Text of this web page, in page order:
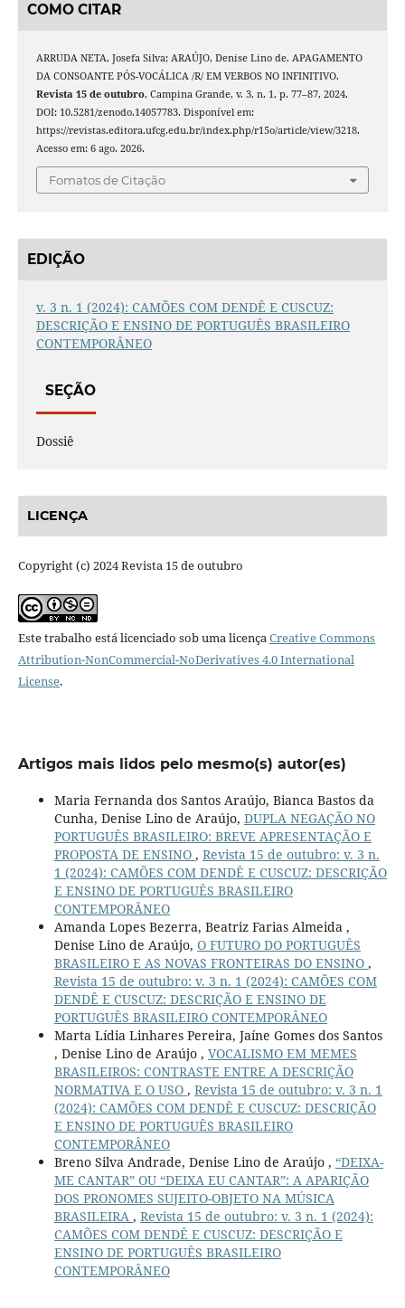
COMO CITAR
ARRUDA NETA, Josefa Silva; ARAÚJO, Denise Lino de. APAGAMENTO
DA CONSOANTE PÓS-VOCÁLICA /R/ EM VERBOS NO INFINITIVO.
Revista 15 de outubro, Campina Grande, v. 3, n. 1, p. 77–87, 2024.
DOI: 10.5281/zenodo.14057783. Disponível em:
https://revistas.editora.ufcg.edu.br/index.php/r15o/article/view/3218.
Acesso em: 6 ago. 2026.
Fomatos de Citação
EDIÇÃO
v. 3 n. 1 (2024): CAMÕES COM DENDÊ E CUSCUZ:
DESCRIÇÃO E ENSINO DE PORTUGUÊS BRASILEIRO
CONTEMPORÂNEO
SEÇÃO
Dossiê
LICENÇA
Copyright (c) 2024 Revista 15 de outubro
Este trabalho está licenciado sob uma licença Creative Commons
Attribution-NonCommercial-NoDerivatives 4.0 International
License.
Artigos mais lidos pelo mesmo(s) autor(es)
Maria Fernanda dos Santos Araújo, Bianca Bastos da
Cunha, Denise Lino de Araújo, DUPLA NEGAÇÃO NO
PORTUGUÊS BRASILEIRO: BREVE APRESENTAÇÃO E
PROPOSTA DE ENSINO , Revista 15 de outubro: v. 3 n.
1 (2024): CAMÕES COM DENDÊ E CUSCUZ: DESCRIÇÃO
E ENSINO DE PORTUGUÊS BRASILEIRO
CONTEMPORÂNEO
Amanda Lopes Bezerra, Beatriz Farias Almeida ,
Denise Lino de Araújo, O FUTURO DO PORTUGUÊS
BRASILEIRO E AS NOVAS FRONTEIRAS DO ENSINO ,
Revista 15 de outubro: v. 3 n. 1 (2024): CAMÕES COM
DENDÊ E CUSCUZ: DESCRIÇÃO E ENSINO DE
PORTUGUÊS BRASILEIRO CONTEMPORÂNEO
Marta Lídia Linhares Pereira, Jaíne Gomes dos Santos
, Denise Lino de Araújo , VOCALISMO EM MEMES
BRASILEIROS: CONTRASTE ENTRE A DESCRIÇÃO
NORMATIVA E O USO , Revista 15 de outubro: v. 3 n. 1
(2024): CAMÕES COM DENDÊ E CUSCUZ: DESCRIÇÃO
E ENSINO DE PORTUGUÊS BRASILEIRO
CONTEMPORÂNEO
Breno Silva Andrade, Denise Lino de Araújo , “DEIXA-
ME CANTAR” OU “DEIXA EU CANTAR”: A APARIÇÃO
DOS PRONOMES SUJEITO-OBJETO NA MÚSICA
BRASILEIRA , Revista 15 de outubro: v. 3 n. 1 (2024):
CAMÕES COM DENDÊ E CUSCUZ: DESCRIÇÃO E
ENSINO DE PORTUGUÊS BRASILEIRO
CONTEMPORÂNEO